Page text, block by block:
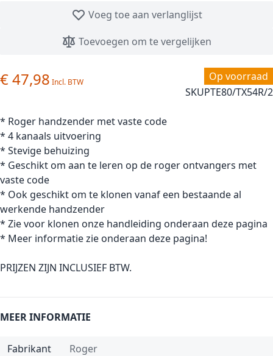
Voeg toe aan verlanglijst
Toevoegen om te vergelijken
Op voorraad
SKUPTE80/TX54R/2
€ 47,98
* Roger handzender met vaste code
* 4 kanaals uitvoering
* Stevige behuizing
* Geschikt om aan te leren op de roger ontvangers met
vaste code
* Ook geschikt om te klonen vanaf een bestaande al
werkende handzender
* Zie voor klonen onze handleiding onderaan deze pagina
* Meer informatie zie onderaan deze pagina!
PRIJZEN ZIJN INCLUSIEF BTW.
MEER INFORMATIE
Fabrikant
Roger